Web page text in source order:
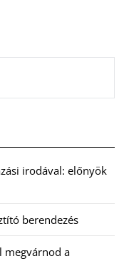
irodával: előnyök
berendezés
megvárnod a